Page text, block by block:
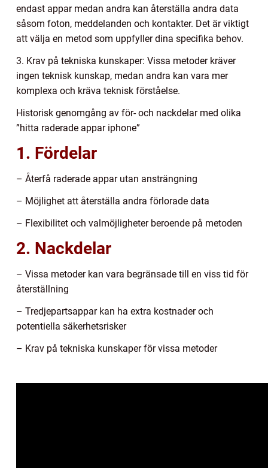
endast appar medan andra kan återställa andra data
såsom foton, meddelanden och kontakter. Det är viktigt
att välja en metod som uppfyller dina specifika behov.
3. Krav på tekniska kunskaper: Vissa metoder kräver
ingen teknisk kunskap, medan andra kan vara mer
komplexa och kräva teknisk förståelse.
Historisk genomgång av för- och nackdelar med olika
”hitta raderade appar iphone”
1. Fördelar
– Återfå raderade appar utan ansträngning
– Möjlighet att återställa andra förlorade data
– Flexibilitet och valmöjligheter beroende på metoden
2. Nackdelar
– Vissa metoder kan vara begränsade till en viss tid för
återställning
– Tredjepartsappar kan ha extra kostnader och
potentiella säkerhetsrisker
– Krav på tekniska kunskaper för vissa metoder